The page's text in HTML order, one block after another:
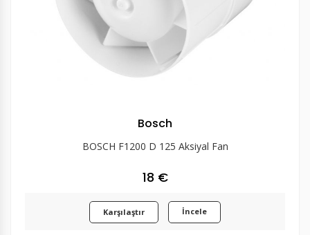
Bosch
BOSCH F1200 D 125 Aksiyal Fan
18 €
Karşılaştır İncele